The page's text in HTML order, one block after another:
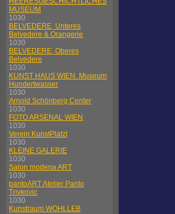
MUSEUM
1030
BELVEDERE, Unteres
Belvedere & Orangerie
1030
BELVEDERE, Oberes
Belvedere
1030
KUNST HAUS WIEN. Museum
Hundertwasser
1030
Arnold Schönberg Center
1030
FOTO ARSENAL WIEN
1030
Verein KunstPlatzl
1030
KLEINE GALERIE
1030
Salon modena ART
1030
pantoART Atelier Panto
Trivkovic
1030
Kunstraum WOHLLEB